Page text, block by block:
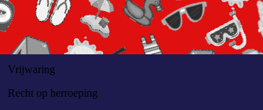
Vrijwaring
Recht op herroeping